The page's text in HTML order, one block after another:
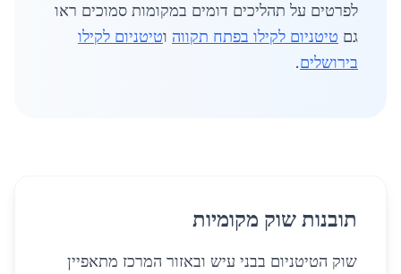
לפרטים על תהליכים דומים במקומות סמוכים ראו
גם טיטניום לקילו בפתח תקווה וטיטניום לקילו
בירושלים.
תובנות שוק מקומיות
שוק הטיטניום בבני עיש ובאזור המרכז מתאפיין